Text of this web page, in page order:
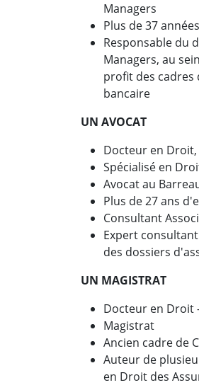
Managers
Plus de 37
Responsable du
Managers, au
profit des cadres
bancaire
UN AVOCAT
Docteur en Droit,
Spécialisé en
Avocat au
Plus de 27 ans
Consultant
Expert
des dossiers
UN MAGISTRAT
Docteur en Droit
Magistrat
Ancien cadre de
Auteur de
en Droit des